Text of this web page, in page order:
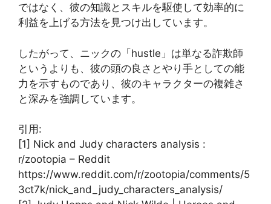
ではなく、彼の知識とスキルを駆使して効率的に
利益を上げる方法を見つけ出しています。
したがって、ニックの「hustle」は単なる詐欺師
というよりも、彼の頭の良さとやり手としての能
力を示すものであり、彼のキャラクターの複雑さ
と深みを強調しています。
引用:
[1] Nick and Judy characters analysis :
r/zootopia – Reddit
https://www.reddit.com/r/zootopia/comments/5
3ct7k/nick_and_judy_characters_analysis/